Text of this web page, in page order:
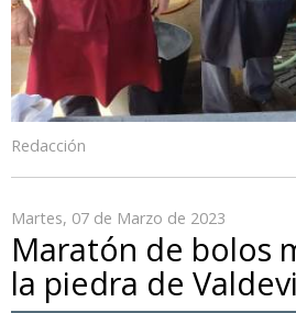
Redacción
Martes, 07 de Marzo de 2023
Maratón de bolos
la piedra de